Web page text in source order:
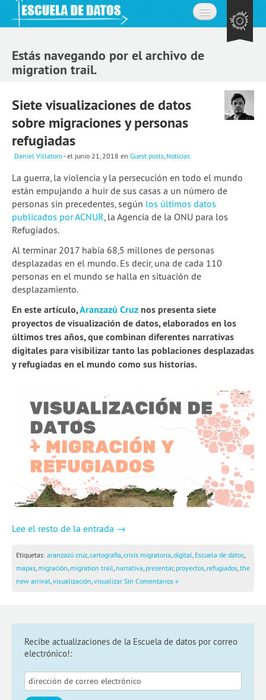
Acerca de
Preguntas frecuentes
Contacto
Aprende
Expedición de datos
Cursos
Explorando datos: la misión
Únete a la comunidad
2a temporada de webinars
Skillshares de Escuela
Guía Quartz: Limpieza de datos
Blog
School of Data
Estás navegando por el archivo de
migration trail.
Siete visualizaciones de datos
sobre migraciones y personas
refugiadas
Daniel Villatoro- el junio 21, 2018 en Guest posts, Noticias
La guerra, la violencia y la persecución en todo el mundo
están empujando a huir de sus casas a un número de
personas sin precedentes, según los últimos datos
publicados por ACNUR, la Agencia de la ONU para los
Refugiados.
Al terminar 2017 había 68,5 millones de personas
desplazadas en el mundo. Es decir, una de cada 110
personas en el mundo se halla en situación de
desplazamiento.
En este artículo,Aranzazú Cruz nos presenta siete
proyectos de visualización de datos, elaborados en los
últimos tres años, que combinan diferentes narrativas
digitales para visibilizar tanto las poblaciones desplazadas
y refugiadas en el mundo como sus historias.
Lee el resto de la entrada →
Etiquetas: aranzazú cruz,cartografia,crisis migratoria,digital, Escuela de datos,
mapas, migración, migration trail, narrativa, presentar, proyectos, refugiados,the
new arrival,visualización,visualizar Sin Comentarios »
Recibe actualizaciones de la Escuela de datos por correo
electrónico!: